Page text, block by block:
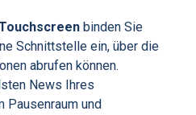
binden Sie
Schnittstelle ein, über die
abrufen können.
News Ihres
Pausenraum und